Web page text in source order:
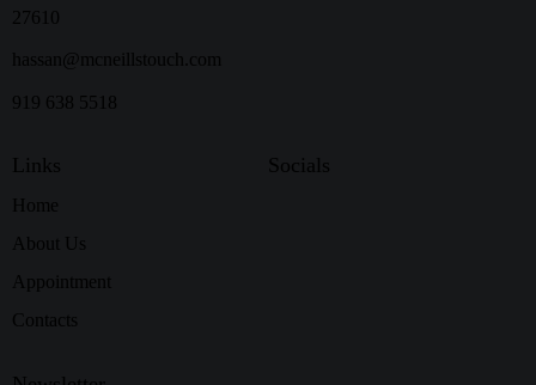
27610
hassan@mcneillstouch.com
919 638 5518
Links
Home
About Us
Appointment
Contacts
Socials